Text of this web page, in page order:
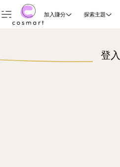
加入賺分 探索主題
登入